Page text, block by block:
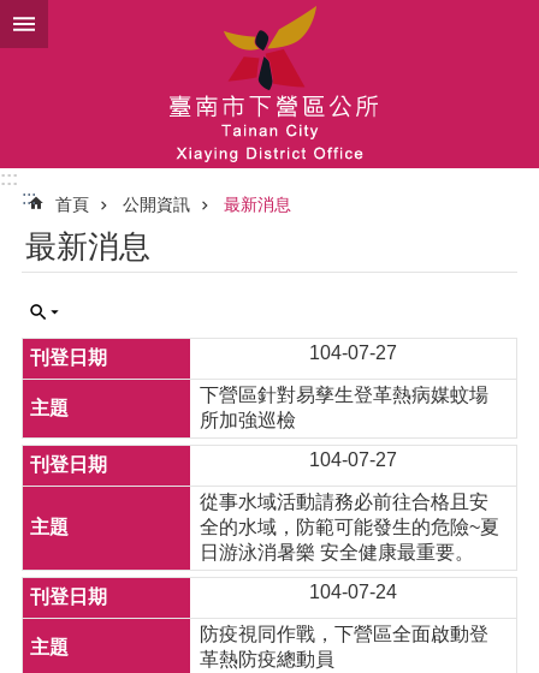
跳到主要內容區塊
:::
:::
首頁 公開資訊 最新消息
最新消息
104-07-27
下營區針對易孳生登革熱病媒蚊場
所加強巡檢
104-07-27
從事水域活動請務必前往合格且安
全的水域，防範可能發生的危險~夏
日游泳消暑樂 安全健康最重要。
104-07-24
防疫視同作戰，下營區全面啟動登
革熱防疫總動員